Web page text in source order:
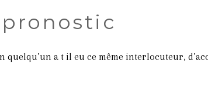
a t il eu ce même interlocuteur,